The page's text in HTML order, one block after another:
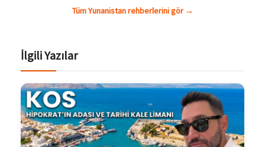
Tüm Yunanistan rehberlerini gör →
İlgili Yazılar